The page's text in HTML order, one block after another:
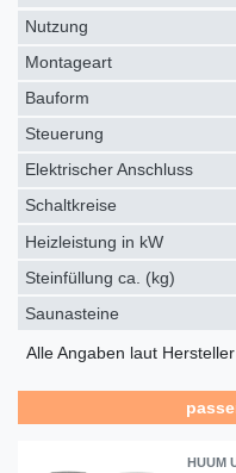
Nutzung
Montageart
Bauform
Steuerung
Elektrischer Anschluss
Schaltkreise
Heizleistung in kW
Steinfüllung ca. (kg)
Saunasteine
Alle Angaben laut Hersteller
HUUM